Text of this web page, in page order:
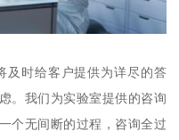
时给客户提供为详尽的答
。我们为实验室提供的咨询
个无间断的过程，咨询全过